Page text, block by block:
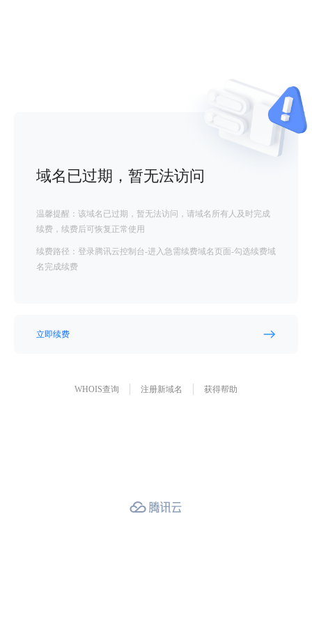
域名已过期，暂无法访问
温馨提醒：该域名已过期，暂无法访问，请域名所有人及时完成
续费，续费后可恢复正常使用
续费路径：登录腾讯云控制台-进入急需续费域名页面-勾选续费域
名完成续费
立即续费
WHOIS查询 注册新域名 获得帮助